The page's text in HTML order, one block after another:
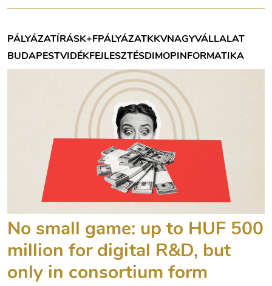
PÁLYÁZATÍRÁSK+FPÁLYÁZATKKVNAGYVÁLLALAT
BUDAPESTVIDÉKFEJLESZTÉSDIMOPINFORMATIKA
No small game: up to HUF 500
million for digital R&D, but
only in consortium form